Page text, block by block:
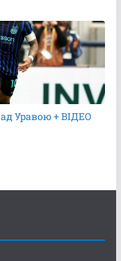
Уравою + ВІДЕО